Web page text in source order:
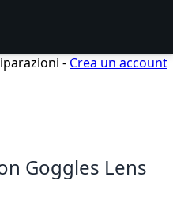
- Crea un account
Goggles Lens